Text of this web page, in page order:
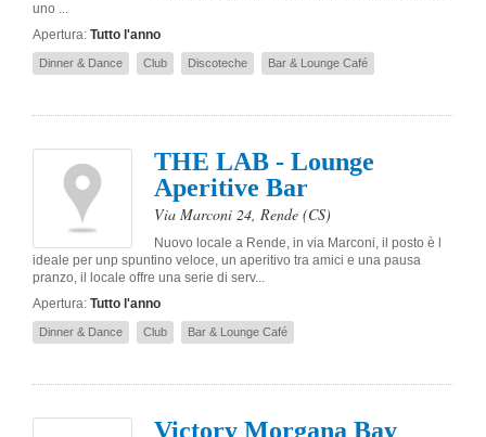
uno ...
Apertura: Tutto l'anno
Dinner & Dance Club Discoteche Bar & Lounge Café
THE LAB - Lounge
Aperitive Bar
Via Marconi 24, Rende (CS)
Nuovo locale a Rende, in via Marconi, il posto è l
ideale per unp spuntino veloce, un aperitivo tra amici e una pausa
pranzo, il locale offre una serie di serv...
Apertura: Tutto l'anno
Dinner & Dance Club Bar & Lounge Café
Victory Morgana Bay